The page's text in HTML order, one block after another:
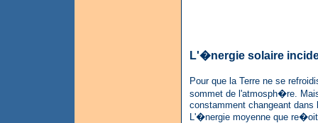
L'�nergie solaire
Pour que la Terre ne se
sommet de l'atmosph�re.
constamment changeant
L'�nergie moyenne que